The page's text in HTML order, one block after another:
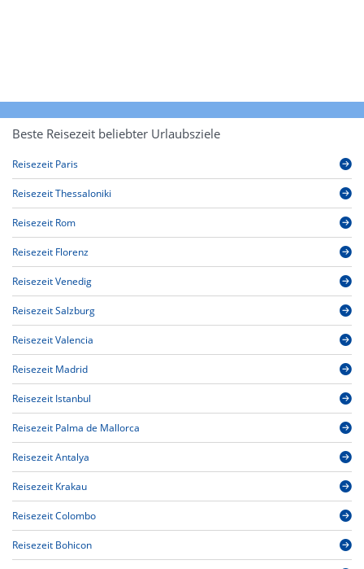
Beste Reisezeit beliebter Urlaubsziele
Reisezeit Paris
Reisezeit Thessaloniki
Reisezeit Rom
Reisezeit Florenz
Reisezeit Venedig
Reisezeit Salzburg
Reisezeit Valencia
Reisezeit Madrid
Reisezeit Istanbul
Reisezeit Palma de Mallorca
Reisezeit Antalya
Reisezeit Krakau
Reisezeit Colombo
Reisezeit Bohicon